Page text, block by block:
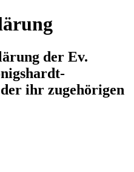
der Ev.
ihr zugehörigen